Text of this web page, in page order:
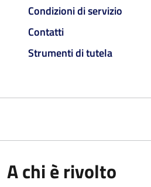
Condizioni di servizio
Contatti
Strumenti di tutela
A chi è rivolto